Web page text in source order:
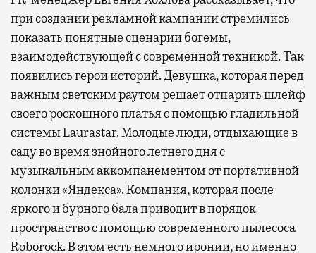
при создании рекламной кампании стремились
показать понятные сценарии богемы,
взаимодействующей с современной техникой. Так
появились герои историй. Девушка, которая перед
важным светским раутом решает отпарить шлейф
своего роскошного платья с помощью гладильной
системы Laurastar. Молодые люди, отдыхающие в
саду во время знойного летнего дня с
музыкальным аккомпанементом от портативной
колонки «Яндекса». Компания, которая после
яркого и бурного бала приводит в порядок
пространство с помощью современного пылесоса
Roborock. В этом есть немного иронии, но именно